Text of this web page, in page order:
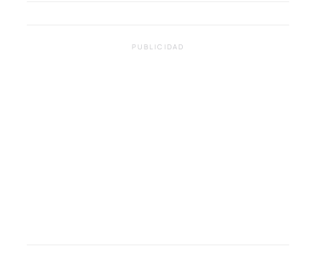
PUBLICIDAD